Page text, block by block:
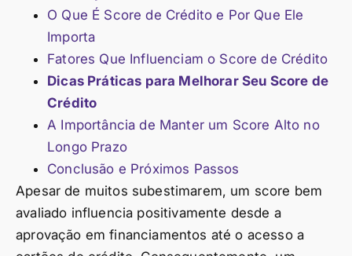
O Que É Score de Crédito e Por Que Ele
Importa
Fatores Que Influenciam o Score de Crédito
Dicas Práticas para Melhorar Seu Score de
Crédito
A Importância de Manter um Score Alto no
Longo Prazo
Conclusão e Próximos Passos
Apesar de muitos subestimarem, um score bem
avaliado influencia positivamente desde a
aprovação em financiamentos até o acesso a